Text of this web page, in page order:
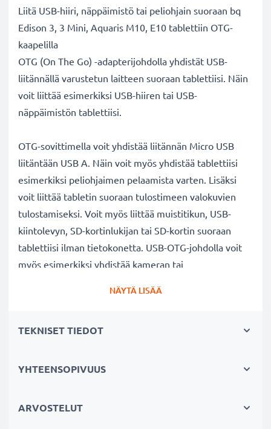
Liitä USB-hiiri, näppäimistö tai peliohjain suoraan bq
Edison 3, 3 Mini, Aquaris M10, E10 tablettiin OTG-
kaapelilla
OTG (On The Go) -adapterijohdolla yhdistät USB-
liitännällä varustetun laitteen suoraan tablettiisi. Näin
voit liittää esimerkiksi USB-hiiren tai USB-
näppäimistön tablettiisi.
OTG-sovittimella voit yhdistää liitännän Micro USB
liitäntään USB A. Näin voit myös yhdistää tablettiisi
esimerkiksi peliohjaimen pelaamista varten. Lisäksi
voit liittää tabletin suoraan tulostimeen valokuvien
tulostamiseksi. Voit myös liittää muistitikun, USB-
kiintolevyn, SD-kortinlukijan tai SD-kortin suoraan
tablettiisi ilman tietokonetta. USB-OTG-johdolla voit
myös esimerkiksi yhdistää kameran tai
näppäimistöllä?
vaikka näyttö olisi viallinen etkä voi enää käyttää
NÄYTÄ LISÄÄ
TEKNISET TIEDOT
YHTEENSOPIVUUS
ARVOSTELUT